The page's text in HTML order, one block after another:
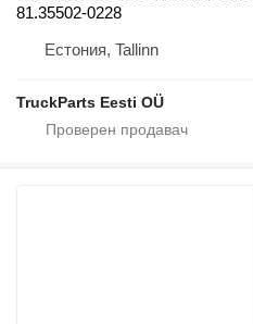
81.35502-0228
Естония, Tallinn
TruckParts Eesti OÜ